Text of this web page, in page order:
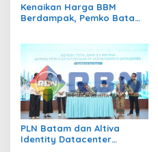
Kenaikan Harga BBM
Berdampak, Pemko Batam
PLN Batam dan Altiva
Identity Datacenter